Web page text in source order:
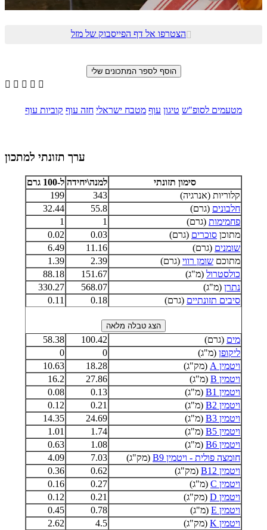
הצטרפו אל דף הפייסבוק של מזל
    
מטעמים לסופ"ש טיגון עוף מטבח ישראלי חזה עוף קוביות עוף
ערך תזונתי למתכון
סימון תזונתי למנה\יחידה ל-100 גרם
קלוריות (אנרגיה)
343
199
חלבונים (גרם) 55.8
32.44
פחמימות (גרם) 1
1
מתוכן סוכרים (גרם) 0.03
0.02
שומנים (גרם) 11.16
6.49
מתוכם שומן רווי (גרם) 2.39
1.39
כולסטרול (מ"ג) 151.67
88.18
נתרן (מ"ג) 568.07
330.27
סיבים תזונתיים (גרם) 0.18
0.11
מים (גרם) 100.42
58.38
ליקופן (מ"ג) 0
0
ויטמין A
(מק"ג) 18.28
10.63
ויטמין B
(מ"ג) 27.86
16.2
ויטמין B1
(מ"ג) 0.13
0.08
ויטמין B2
(מ"ג) 0.21
0.12
ויטמין B3
(מ"ג) 24.69
14.35
ויטמין B5
(מ"ג) 1.74
1.01
ויטמין B6
(מ"ג) 1.08
0.63
חומצה פולית - ויטמין B9
(מק"ג) 7.03
4.09
ויטמין B12
(מק"ג) 0.62
0.36
ויטמין C
(מ"ג) 0.27
0.16
ויטמין D
(מק"ג) 0.21
0.12
ויטמין E
(מ"ג) 0.78
0.45
ויטמין K
(מק"ג) 4.5
2.62